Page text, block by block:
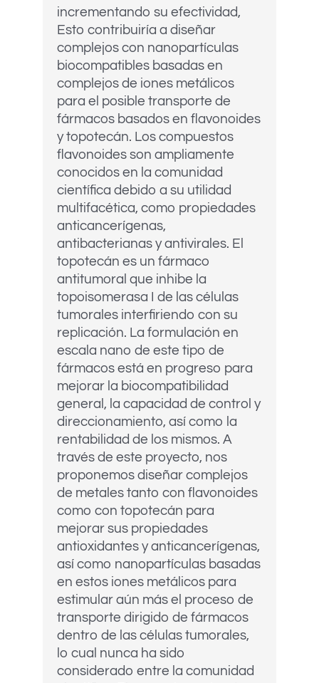
incrementando su efectividad,
Esto contribuiría a diseñar
complejos con nanopartículas
biocompatibles basadas en
complejos de iones metálicos
para el posible transporte de
fármacos basados en flavonoides
y topotecán. Los compuestos
flavonoides son ampliamente
conocidos en la comunidad
científica debido a su utilidad
multifacética, como propiedades
anticancerígenas,
antibacterianas y antivirales. El
topotecán es un fármaco
antitumoral que inhibe la
topoisomerasa I de las células
tumorales interfiriendo con su
replicación. La formulación en
escala nano de este tipo de
fármacos está en progreso para
mejorar la biocompatibilidad
general, la capacidad de control y
direccionamiento, así como la
rentabilidad de los mismos. A
través de este proyecto, nos
proponemos diseñar complejos
de metales tanto con flavonoides
como con topotecán para
mejorar sus propiedades
antioxidantes y anticancerígenas,
así como nanopartículas basadas
en estos iones metálicos para
estimular aún más el proceso de
transporte dirigido de fármacos
dentro de las células tumorales,
lo cual nunca ha sido
considerado entre la comunidad